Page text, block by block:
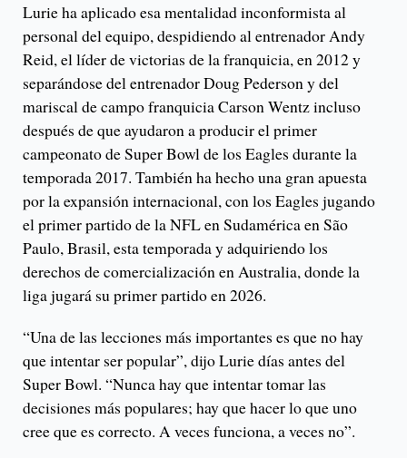
Lurie ha aplicado esa mentalidad inconformista al
personal del equipo, despidiendo al entrenador Andy
Reid, el líder de victorias de la franquicia, en 2012 y
separándose del entrenador Doug Pederson y del
mariscal de campo franquicia Carson Wentz incluso
después de que ayudaron a producir el primer
campeonato de Super Bowl de los Eagles durante la
temporada 2017. También ha hecho una gran apuesta
por la expansión internacional, con los Eagles jugando
el primer partido de la NFL en Sudamérica en São
Paulo, Brasil, esta temporada y adquiriendo los
derechos de comercialización en Australia, donde la
liga jugará su primer partido en 2026.
“Una de las lecciones más importantes es que no hay
que intentar ser popular”, dijo Lurie días antes del
Super Bowl. “Nunca hay que intentar tomar las
decisiones más populares; hay que hacer lo que uno
cree que es correcto. A veces funciona, a veces no”.